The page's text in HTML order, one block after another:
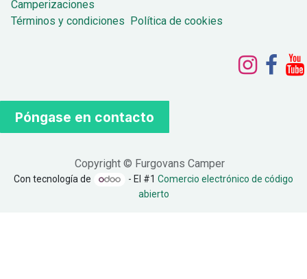
Camperizaciones
Términos y condiciones
Política de cookies
Póngase en contacto
Copyright © Furgovans Camper
Con tecnología de - El #1Comercio electrónico de código
abierto